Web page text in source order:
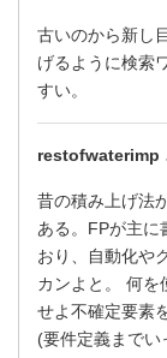
古いのから新し
げるように検索
すい。
restofwaterimp
昔の積み上げ法
ある。FPが主に
おり、自動化や
カンよと。 何を
せよ不確定要素
(要件定義までい